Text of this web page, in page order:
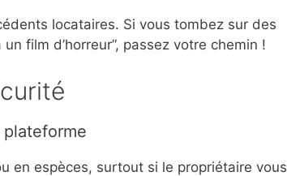
locataires. Si vous tombez sur des
film d’horreur”, passez votre chemin !
en espèces, surtout si le propriétaire vous